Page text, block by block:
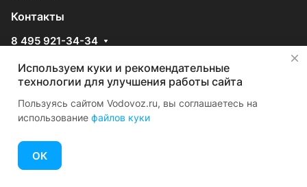
Контакты
8 495 921-34-34
Отдел продаж
zakaz@vodovoz.ru
714@vodovoz.ru
Отдел рекламы
Москва, Волгоградский проспект, д.42
Главная
Используем куки и рекомендательные
технологии для улучшения работы сайта
Пользуясь сайтом Vodovoz.ru, вы соглашаетесь на
использование файлов куки
ОК